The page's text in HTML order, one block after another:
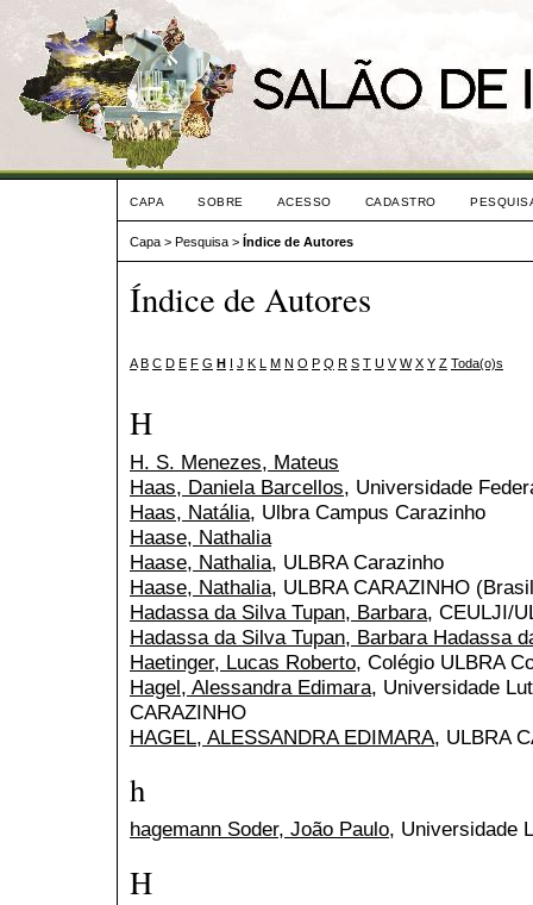
CAPA SOBRE ACESSO CADASTRO
Capa > Pesquisa > Índice de Autores
Índice de Autores
A B C D E F G H I J K L M N O P Q R S T U V W X Y Z Toda(o)s
H
H. S. Menezes, Mateus
Haas, Daniela Barcellos, Universidade
Haas, Natália, Ulbra Campus Carazinho
Haase, Nathalia
Haase, Nathalia, ULBRA Carazinho
Haase, Nathalia, ULBRA CARAZINHO
Hadassa da Silva Tupan, Barbara, CEULJI/
Hadassa da Silva Tupan, Barbara Hadassa
Haetinger, Lucas Roberto, Colégio ULBRA
Hagel, Alessandra Edimara, Universidade
CARAZINHO
HAGEL, ALESSANDRA EDIMARA, ULBRA
h
hagemann Soder, João Paulo, Universidade
H